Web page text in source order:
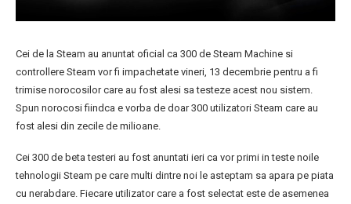
Cei de la Steam au anuntat oficial ca 300 de Steam Machine si
controllere Steam vor fi impachetate vineri, 13 decembrie pentru a fi
trimise norocosilor care au fost alesi sa testeze acest nou sistem.
Spun norocosi fiindca e vorba de doar 300 utilizatori Steam care au
fost alesi din zecile de milioane.
Cei 300 de beta testeri au fost anuntati ieri ca vor primi in teste noile
tehnologii Steam pe care multi dintre noi le asteptam sa apara pe piata
cu nerabdare. Fiecare utilizator care a fost selectat este de asemenea